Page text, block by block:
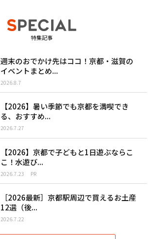
特集記事
週末のおでかけ先はココ！京都・滋賀の
イベントまとめ...
2026.8.7
【2026】暑い季節でも京都を満喫でき
る、おすすめ...
2026.7.27
【2026】京都で子どもと1日遊ぶならこ
こ！水遊び...
2026.7.23 PR
［2026最新］京都駅周辺で買えるお土産
12選（後...
2026.7.22